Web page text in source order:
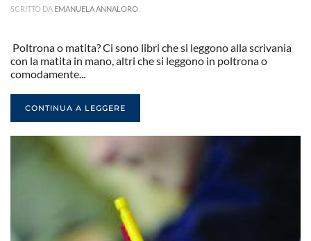
SCRITTO DA EMANUELA ANNALORO
Poltrona o matita? Ci sono libri che si leggono alla scrivania
con la matita in mano, altri che si leggono in poltrona o
comodamente...
CONTINUA A LEGGERE